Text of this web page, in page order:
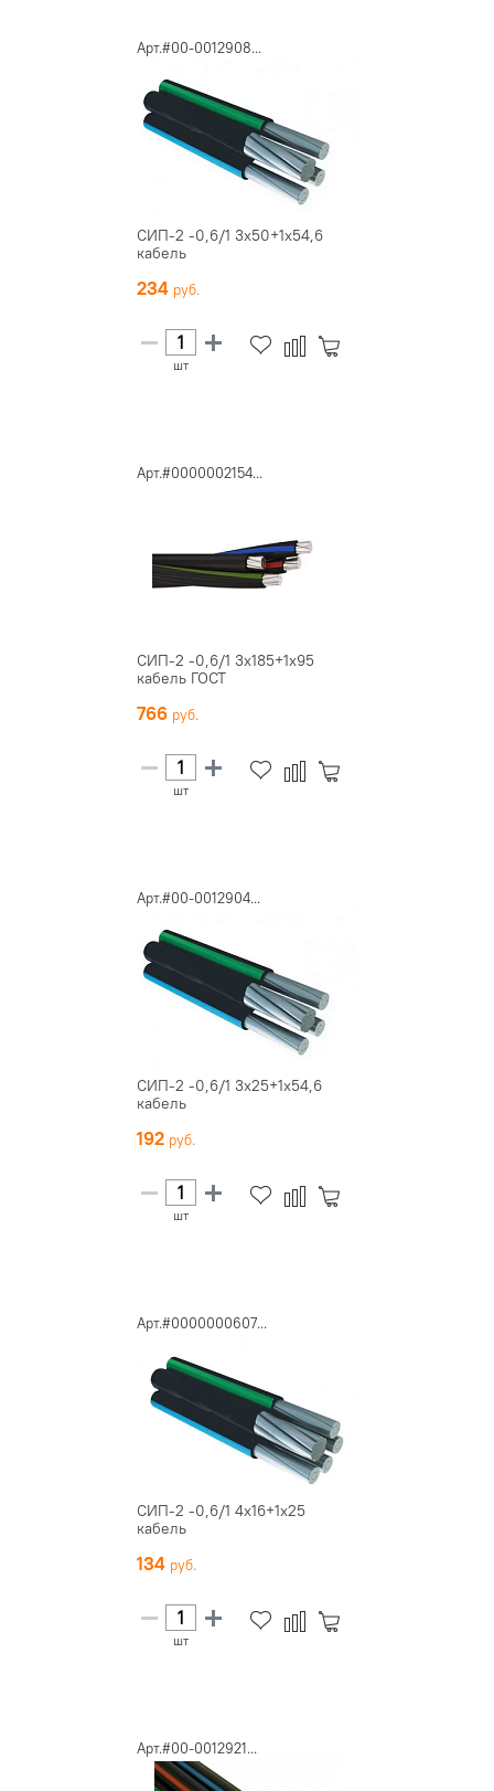
Арт.#00-0012908...
СИП-2 -0,6/1 3х50+1х54,6
кабель
234
шт
Арт.#0000002154...
СИП-2 -0,6/1 3х185+1х95
кабель ГОСТ
766
шт
Арт.#00-0012904...
СИП-2 -0,6/1 3х25+1х54,6
кабель
192
шт
Арт.#0000000607...
СИП-2 -0,6/1 4х16+1х25
кабель
134
шт
Арт.#00-0012921...